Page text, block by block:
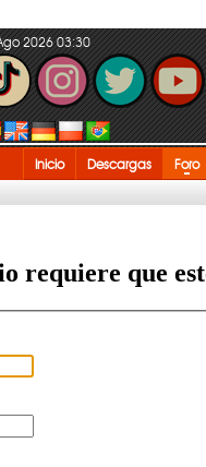
2026 03:30
Inicio Descargas Foro
requiere que